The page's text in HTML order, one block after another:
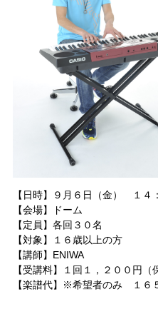
【日時】９ 月６日（金）
１４
【会場】ドーム
【定員】各回３０名
【対象】１６歳以上の方
【講師】ENIWA
【受講料】１回１，２００ 円
（
【楽譜代】※希望者のみ １６